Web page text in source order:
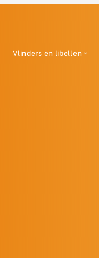
Vlinders en libellen